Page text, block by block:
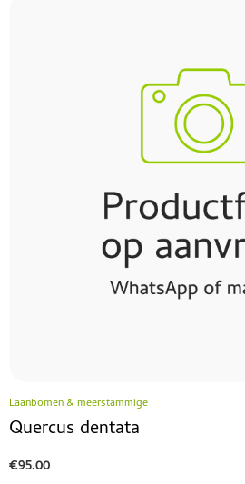
Laanbomen & meerstammige
Quercus dentata
€95.00